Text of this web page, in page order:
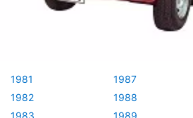
1981
1982
1983
1987
1988
1989